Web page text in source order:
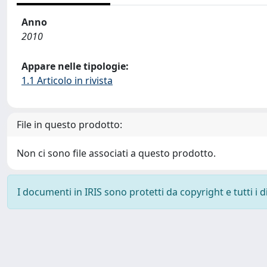
Anno
2010
Appare nelle tipologie:
1.1 Articolo in rivista
File in questo prodotto:
Non ci sono file associati a questo prodotto.
I documenti in IRIS sono protetti da copyright e tutti i